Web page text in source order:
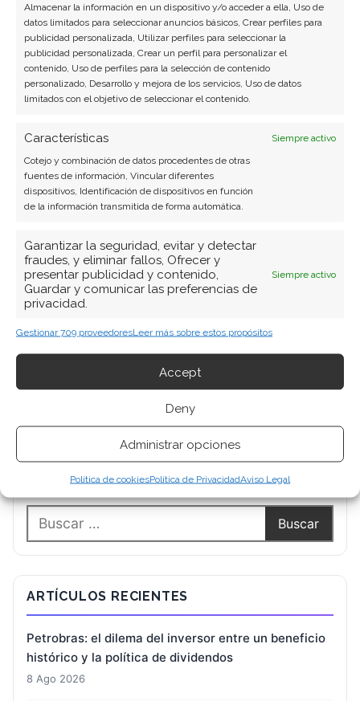
Almacenar la información en un dispositivo y/o acceder a ella, Uso de
datos limitados para seleccionar anuncios básicos, Crear perfiles para
publicidad personalizada, Utilizar perfiles para seleccionar la
publicidad personalizada, Crear un perfil para personalizar el
contenido, Uso de perfiles para la selección de contenido
personalizado, Desarrollo y mejora de los servicios, Uso de datos
limitados con el objetivo de seleccionar el contenido.
Características
Siempre activo
Cotejo y combinación de datos procedentes de otras
fuentes de información, Vincular diferentes
dispositivos, Identificación de dispositivos en función
de la información transmitida de forma automática.
Garantizar la seguridad, evitar y detectar
fraudes, y eliminar fallos, Ofrecer y
presentar publicidad y contenido,
Guardar y comunicar las preferencias de
privacidad.
Siempre activo
Gestionar 709 proveedoresLeer más sobre estos propósitos
Accept
Deny
Administrar opciones
Política de cookiesPolítica de PrivacidadAviso Legal
ARTÍCULOS RECIENTES
Petrobras: el dilema del inversor entre un beneficio
histórico y la política de dividendos
8 Ago 2026